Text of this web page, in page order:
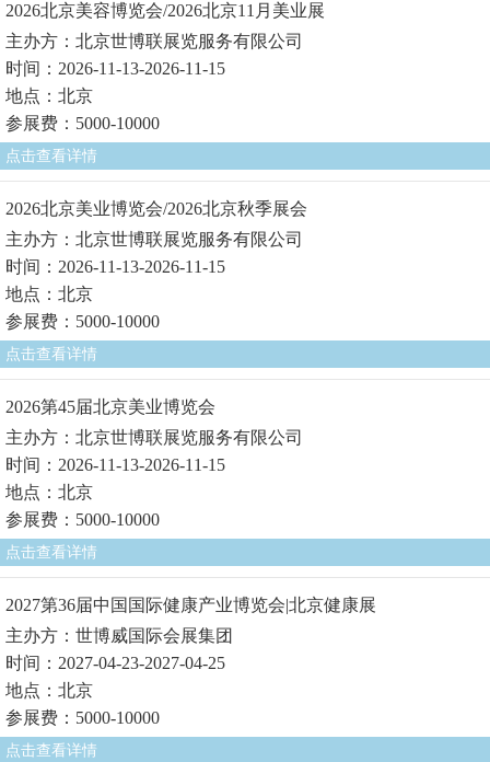
2026北京美容博览会/2026北京11月美业展
主办方：北京世博联展览服务有限公司
时间：2026-11-13-2026-11-15
地点：北京
参展费：5000-10000
点击查看详情
2026北京美业博览会/2026北京秋季展会
主办方：北京世博联展览服务有限公司
时间：2026-11-13-2026-11-15
地点：北京
参展费：5000-10000
点击查看详情
2026第45届北京美业博览会
主办方：北京世博联展览服务有限公司
时间：2026-11-13-2026-11-15
地点：北京
参展费：5000-10000
点击查看详情
2027第36届中国国际健康产业博览会|北京健康展
主办方：世博威国际会展集团
时间：2027-04-23-2027-04-25
地点：北京
参展费：5000-10000
点击查看详情